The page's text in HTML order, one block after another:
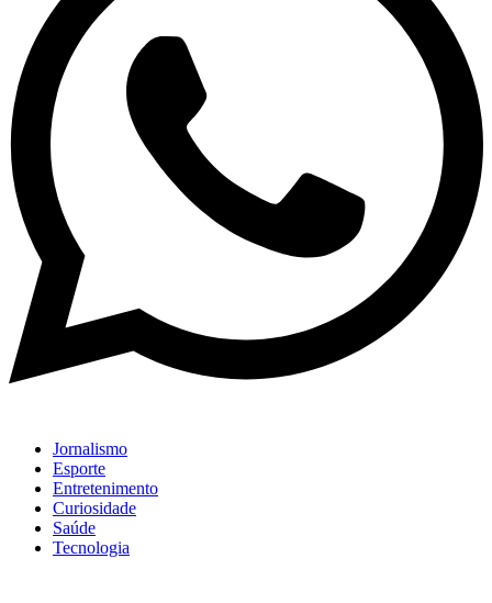
Jornalismo
Esporte
Entretenimento
Curiosidade
Saúde
Tecnologia